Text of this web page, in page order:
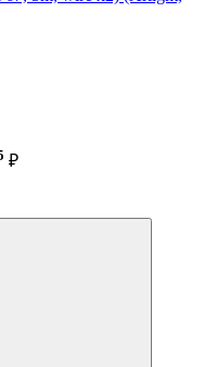
₽